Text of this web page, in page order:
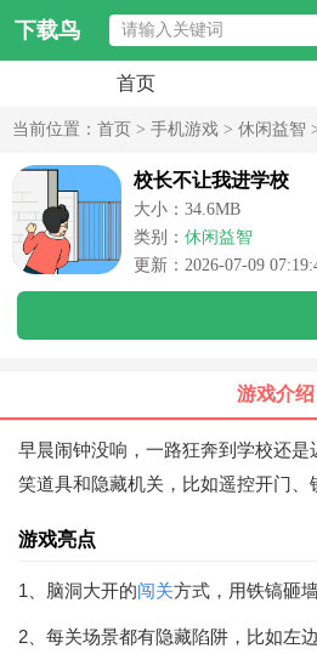
下载鸟
首页
当前位置： 首页 > 手机游戏 > 休闲益智
校长不让我进学校
大小：34.6MB
类别： 休闲益智
更新：2026-07-09
游戏介绍
早晨闹钟没响，一路狂奔到学校还
笑道具和隐藏机关，比如遥控开门
游戏亮点
1、脑洞大开的闯关方式，用铁镐砸
2、每关场景都有隐藏陷阱，比如左